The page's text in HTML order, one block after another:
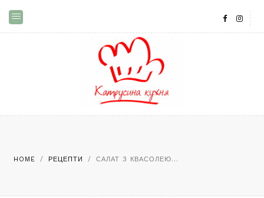
HOME / РЕЦЕПТИ / САЛАТ З КВАСОЛЕЮ...